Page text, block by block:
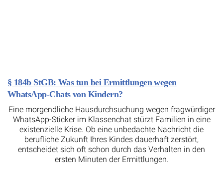
§ 184b StGB: Was tun bei Ermittlungen wegen
WhatsApp-Chats von Kindern?
Eine morgendliche Hausdurchsuchung wegen fragwürdiger
WhatsApp-Sticker im Klassenchat stürzt Familien in eine
existenzielle Krise. Ob eine unbedachte Nachricht die
berufliche Zukunft Ihres Kindes dauerhaft zerstört,
entscheidet sich oft schon durch das Verhalten in den
ersten Minuten der Ermittlungen.